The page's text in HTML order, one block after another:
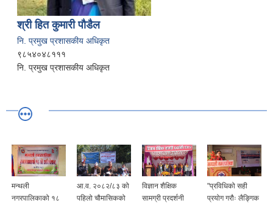
श्री हित कुमारी पौडैल
नि. प्रमुख प्रशासकीय अधिकृत
९८५४०४८१११
नि. प्रमुख प्रशासकीय अधिकृत
मन्थली
नगरपालिकाको १८
आ.व. २०८२/८३ को
पहिलो चौमासिकको
विज्ञान शैक्षिक
सामग्री प्रदर्शनी
"प्रविधिको सही
प्रयोग गरौः लैङ्गिक